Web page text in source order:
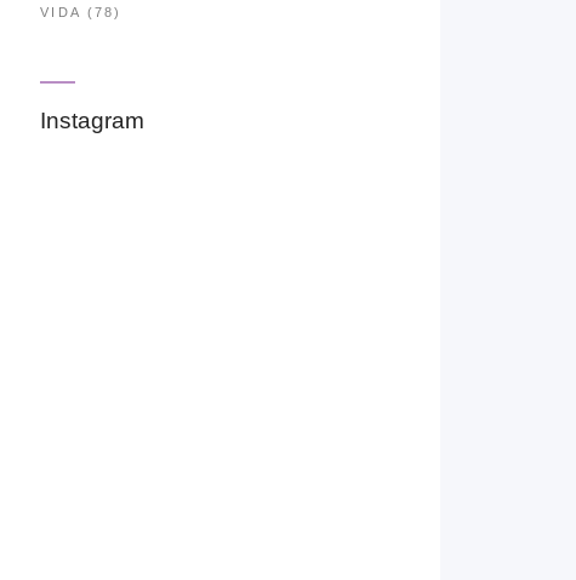
VIDA (78)
Instagram